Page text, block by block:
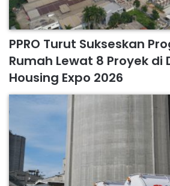
PPRO Turut Sukseskan
Rumah Lewat 8 Proyek
Housing Expo 2026